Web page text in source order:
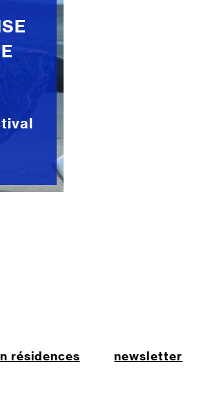
résidences newsletter